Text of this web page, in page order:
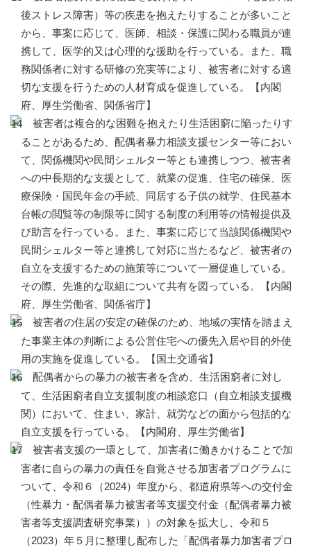
後ストレス障害）等の疾患を抱えたりすることが多いこと
から、事案に応じて、医師、相談・保護に関わる職員が連
携して、医学的又は心理的な援助を行っている。また、職
務関係者に対する研修の充実等により、被害者に対する適
切な支援を行うための人材育成を促進している。【内閣
府、厚生労働省、関係省庁】
被害者は複合的な困難を抱えたり生活困窮に陥ったりす
ることがあるため、配偶者暴力相談支援センター等におい
て、関係機関や民間シェルター等とも連携しつつ、被害者
への中長期的な支援として、就業の促進、住宅の確保、医
療保険・国民年金の手続、同居する子供の就学、住民基本
台帳の閲覧等の制限等に関する制度の利用等の情報提供及
び助言を行っている。また、事案に応じて当該関係機関や
民間シェルター等と連携して対応に当たるなど、被害者の
自立を支援するための施策等について一層促進している。
その際、先進的な取組について共有を図っている。【内閣
府、厚生労働省、関係省庁】
被害者の住居の安定の確保のため、地域の実情を踏まえ
た事業主体の判断による公営住宅への優先入居や目的外使
用の実施を促進している。【国土交通省】
配偶者からの暴力の被害者を含め、生活困窮者に対し
て、生活困窮者自立支援制度の相談窓口（自立相談支援機
関）において、住まい、家計、就労などの面から包括的な
自立支援を行っている。【内閣府、厚生労働省】
被害者支援の一環として、加害者に働きかけることで加
害者に自らの暴力の責任を自覚させる加害者プログラムに
ついて、令和６（2024）年度から、都道府県等への交付金
（性暴力・配偶者暴力被害者等支援交付金（配偶者暴力被
害者等支援調査研究事業））の対象を拡大し、令和５
（2023）年５月に整理し配布した「配偶者暴力加害者プロ